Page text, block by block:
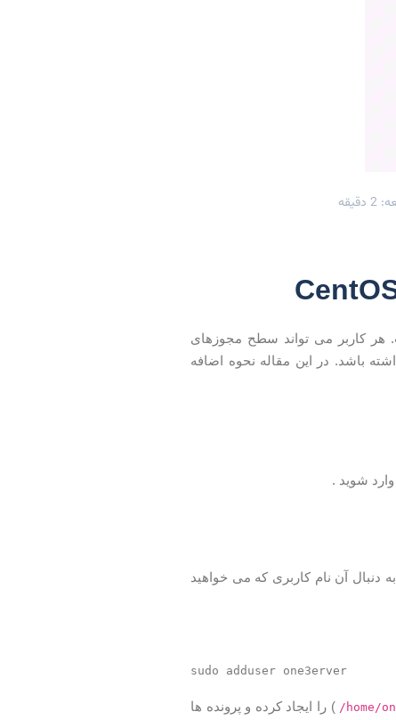
هر کاربر می تواند سطح مجوزهای
باشد. در این مقاله نحوه اضافه
دنبال آن نام کاربری که می خواهید
/home/ ) را ایجاد کرده و پرونده ها